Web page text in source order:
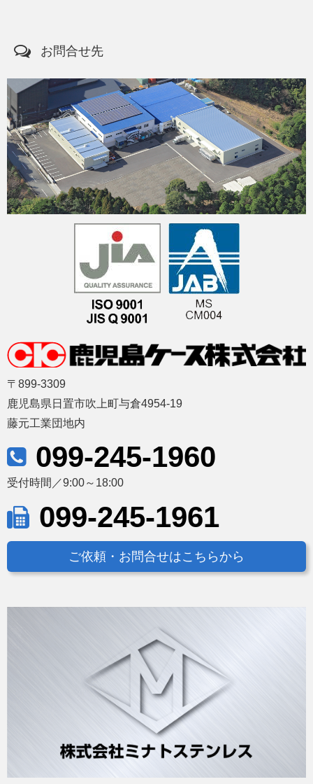
お問合せ先
〒899-3309
鹿児島県日置市吹上町与倉4954-19
藤元工業団地内
099-245-1960
受付時間／9:00～18:00
099-245-1961
ご依頼・お問合せはこちらから